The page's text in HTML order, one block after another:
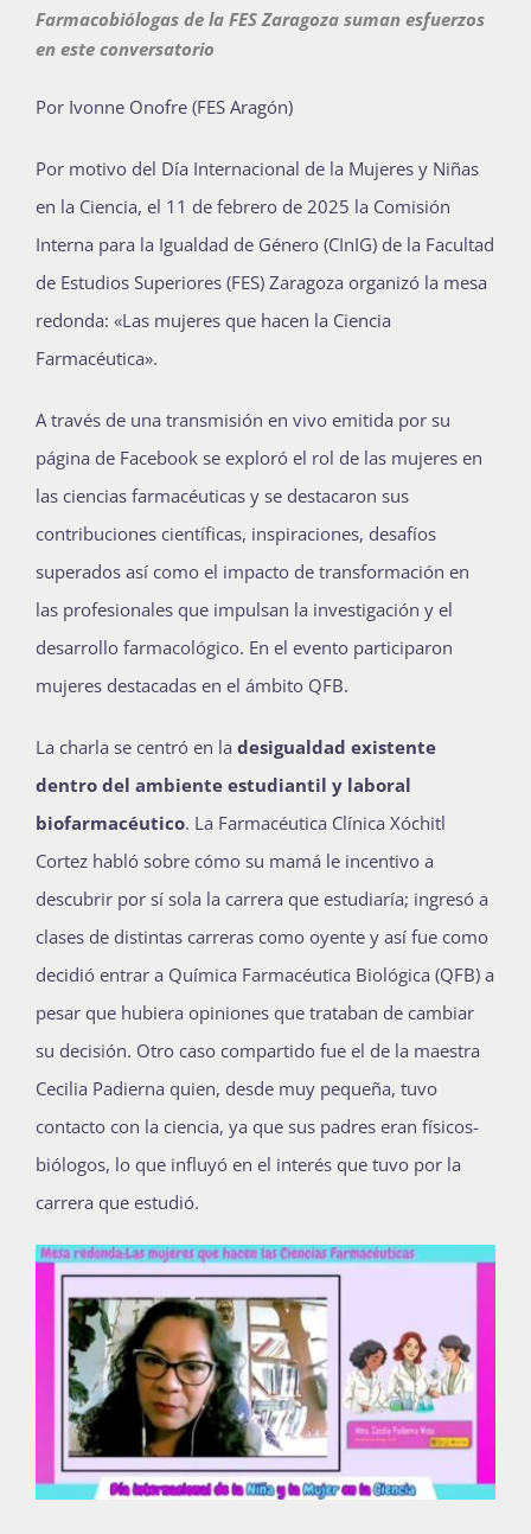
Recursos
Publicaciones
Bienvenida generación 2027-1
Farmacobiólogas de la FES Zaragoza suman esfuerzos
en este conversatorio
Por Ivonne Onofre (FES Aragón)
Por motivo del Día Internacional de la Mujeres y Niñas
en la Ciencia, el 11 de febrero de 2025 la Comisión
Interna para la Igualdad de Género (CInIG) de la Facultad
de Estudios Superiores (FES) Zaragoza organizó la mesa
redonda: «Las mujeres que hacen la Ciencia
Farmacéutica».
A través de una transmisión en vivo emitida por su
página de Facebook se exploró el rol de las mujeres en
las ciencias farmacéuticas y se destacaron sus
contribuciones científicas, inspiraciones, desafíos
superados así como el impacto de transformación en
las profesionales que impulsan la investigación y el
desarrollo farmacológico. En el evento participaron
mujeres destacadas en el ámbito QFB.
La charla se centró en la desigualdad existente
dentro del ambiente estudiantil y laboral
biofarmacéutico. La Farmacéutica Clínica Xóchitl
Cortez habló sobre cómo su mamá le incentivo a
descubrir por sí sola la carrera que estudiaría; ingresó a
clases de distintas carreras como oyente y así fue como
decidió entrar a Química Farmacéutica Biológica (QFB) a
pesar que hubiera opiniones que trataban de cambiar
su decisión. Otro caso compartido fue el de la maestra
Cecilia Padierna quien, desde muy pequeña, tuvo
contacto con la ciencia, ya que sus padres eran físicos-
biólogos, lo que influyó en el interés que tuvo por la
carrera que estudió.